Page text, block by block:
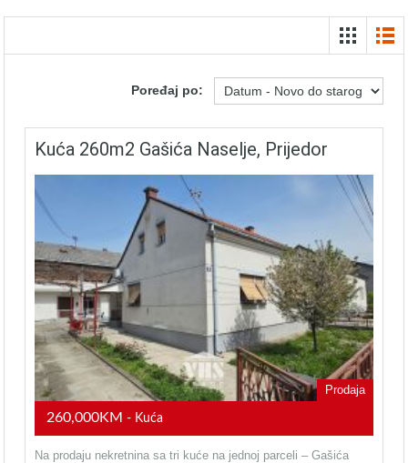
Poređaj po:
Kuća 260m2 Gašića Naselje, Prijedor
Prodaja
260,000KM - Kuća
Na prodaju nekretnina sa tri kuće na jednoj parceli – Gašića